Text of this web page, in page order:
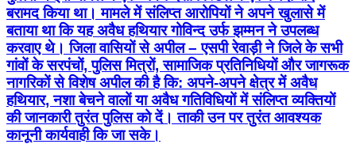
बरामद किया था। मामले में संलिप्त आरोपियों ने अपने खुलासे में
बताया था कि यह अवैध हथियार गोविन्द उर्फ झम्मन ने उपलब्ध
करवाए थे। जिला वासियों से अपील – एसपी रेवाड़ी ने जिले के सभी
गांवों के सरपंचों, पुलिस मित्रों, सामाजिक प्रतिनिधियों और जागरूक
नागरिकों से विशेष अपील की है कि: अपने-अपने क्षेत्र में अवैध
हथियार, नशा बेचने वालों या अवैध गतिविधियों में संलिप्त व्यक्तियों
की जानकारी तुरंत पुलिस को दें। ताकी उन पर तुरंत आवश्यक
कानूनी कार्यवाही कि जा सके।